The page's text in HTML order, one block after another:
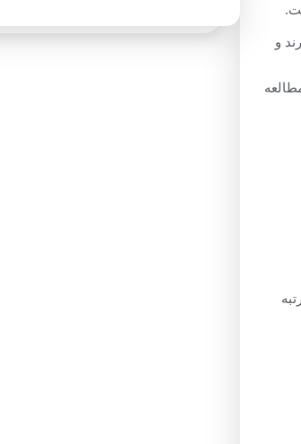
و